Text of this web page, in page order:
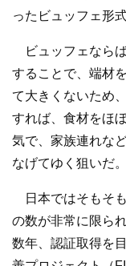
ったビュッフェ形
ビュッフェなら
することで、端材
て大きくないため
すれば、食材をほ
気で、家族連れな
なげてゆく狙いだ。
日本ではそもそ
の数が非常に限ら
数年、認証取得を